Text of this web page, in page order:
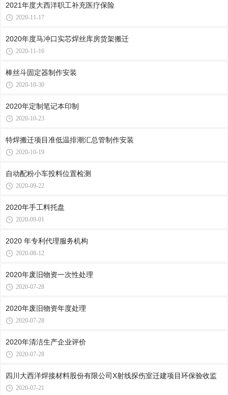
2021年度大西洋职工补充医疗保险
2020-11-17
2020年度马冲口实芯焊丝库房货架搬迁
2020-11-16
棒丝斗固定器制作安装
2020-10-30
2020年定制笔记本印制
2020-10-23
特焊搬迁项目准低温排潮汇总管制作安装
2020-10-19
自动配粉小车投料位置检测
2020-09-22
2020年手工料托盘
2020-09-01
2020 年专利代理服务机构
2020-08-12
2020年废旧物资一次性处理
2020-07-28
2020年废旧物资年度处理
2020-07-28
2020年清洁生产企业评价
2020-07-28
四川大西洋焊接材料股份有限公司X射线探伤室迁建项目环保验收监
2020-07-21